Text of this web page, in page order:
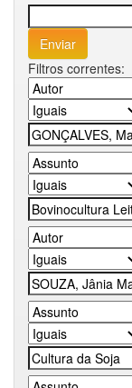
Filtros correntes: